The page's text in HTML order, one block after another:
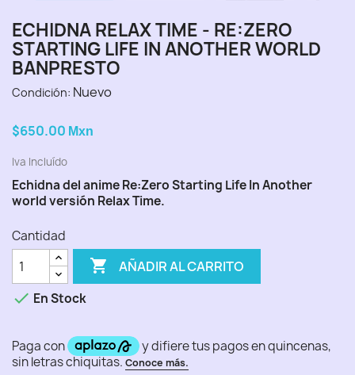
ECHIDNA RELAX TIME - RE:ZERO
STARTING LIFE IN ANOTHER WORLD
BANPRESTO
Condición: Nuevo
$650.00 Mxn
Iva Incluído
Echidna del anime Re:Zero Starting Life In Another
world versión Relax Time.
Cantidad
 AÑADIR AL CARRITO
 En Stock